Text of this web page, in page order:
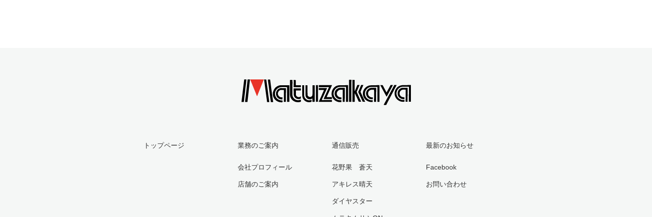
トップページ 業務のご案内
会社プロフィール
店舗のご案内
通信販売
花野果 蒼天
アキレス晴天
ダイヤスター
最新のお知らせ
Facebook
お問い合わせ